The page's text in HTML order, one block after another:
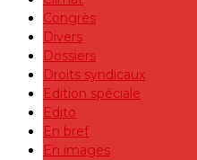
Congrès
Divers
Dossiers
Droits syndicaux
Edition spéciale
Edito
En bref
En images